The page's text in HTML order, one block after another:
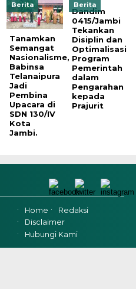
Berita
Tanamkan
Semangat
Nasionalisme,
Babinsa
Telanaipura
Jadi
Pembina
Upacara di
SDN 130/IV
Kota
Jambi.
Berita
Dandim
0415/Jambi
Tekankan
Disiplin dan
Optimalisasi
Program
Pemerintah
dalam
Pengarahan
kepada
Prajurit
Home
Redaksi
Disclaimer
Hubungi Kami